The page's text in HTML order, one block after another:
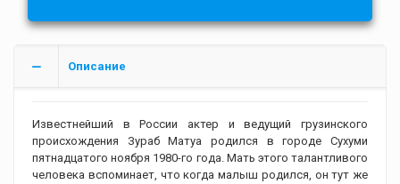
Описание
Известнейший в России актер и ведущий грузинского
происхождения Зураб Матуа родился в городе Сухуми
пятнадцатого ноября 1980-го года. Мать этого талантливого
человека вспоминает, что когда малыш родился, он тут же